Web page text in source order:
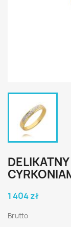
1 404 zł
Brutto